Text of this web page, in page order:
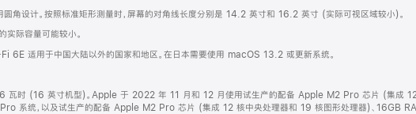
设计。按照标准矩形测量时，屏幕的对角线长度分别是 14.2 英寸和 16.2 英寸 (实际可视区域较小)。
际容量可能较小。
6E 适用于中国大陆以外的国家和地区。在日本需要使用 macOS 13.2 或更新系统。
时 (16 英寸机型)。Apple 于 2022 年 11 月和 12 月使用试生产的配备 Apple M2 Pro 芯片 (集成 12
系统，以及试生产的配备 Apple M2 Pro 芯片 (集成 12 核中央处理器和 19 核图形处理器)、16GB